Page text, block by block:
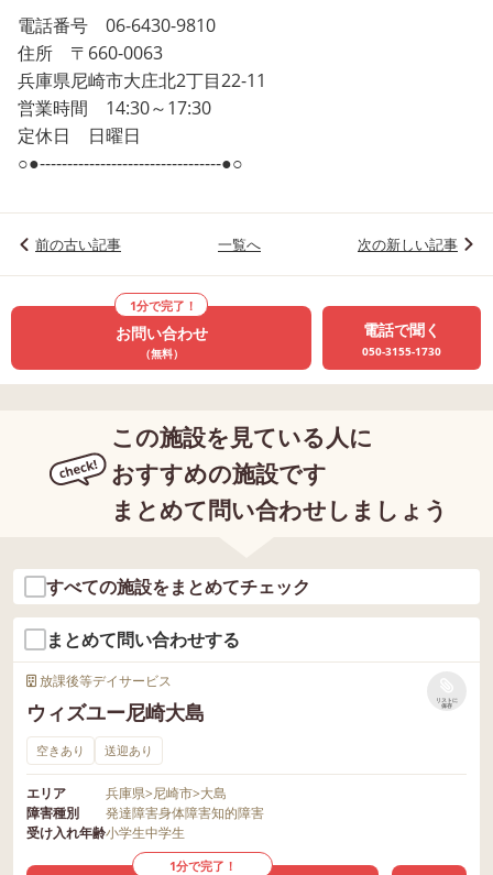
電話番号 06-6430-9810
住所 〒660-0063
兵庫県尼崎市大庄北2丁目22-11
営業時間 14:30～17:30
定休日 日曜日
○●---------------------------------●○
前の古い記事 一覧へ 次の新しい記事
1分で完了！
お問い合わせ
（無料）
電話で聞く
050-3155-1730
この施設を見ている人に
おすすめの施設です
まとめて問い合わせしましょう
すべての施設をまとめてチェック
まとめて問い合わせする
放課後等デイサービス
ウィズユー尼崎大島
リストに
保存
空きあり 送迎あり
エリア 兵庫県>尼崎市>大島
障害種別
発達障害身体障害知的障害
受け入れ年齢小学生中学生
1分で完了！